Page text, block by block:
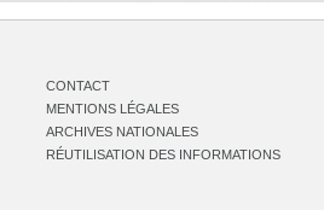
CONTACT
MENTIONS LÉGALES
ARCHIVES NATIONALES
RÉUTILISATION DES INFORMATIONS